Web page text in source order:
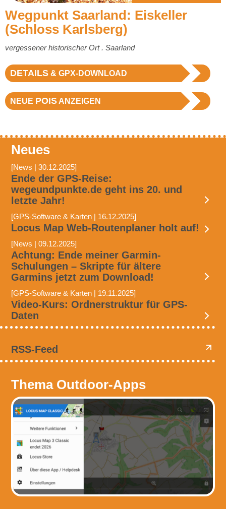
Wegpunkt Saarland: Eiskeller
(Schloss Karlsberg)
vergessener historischer Ort . Saarland
DETAILS & GPX-DOWNLOAD
NEUE POIS ANZEIGEN
Neues
[News | 30.12.2025]
Ende der GPS-Reise:
wegeundpunkte.de geht ins 20. und
letzte Jahr!
[GPS-Software & Karten | 16.12.2025]
Locus Map Web-Routenplaner holt auf!
[News | 09.12.2025]
Achtung: Ende meiner Garmin-
Schulungen – Skripte für ältere
Garmins jetzt zum Download!
[GPS-Software & Karten | 19.11.2025]
Video-Kurs: Ordnerstruktur für GPS-
Daten
RSS-Feed
Thema Outdoor-Apps